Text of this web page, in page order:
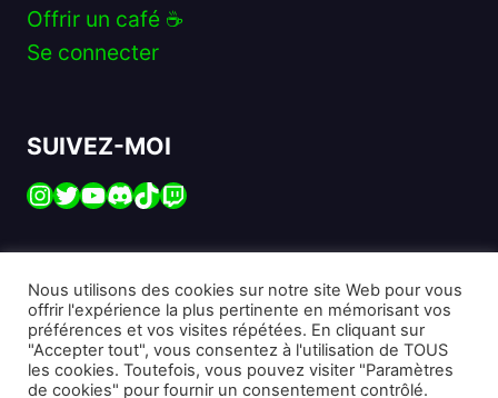
Offrir un café ☕️
Se connecter
SUIVEZ-MOI
Instagram
Twitter
YouTube
Discord
TikTok
Twitch
© 2026 Michaël KIHL – Tous droits réservés.
Hébergé parEasyHoster· Construit avecJP Blocks
Nous utilisons des cookies sur notre site Web pour vous
offrir l'expérience la plus pertinente en mémorisant vos
préférences et vos visites répétées. En cliquant sur
"Accepter tout", vous consentez à l'utilisation de TOUS
les cookies. Toutefois, vous pouvez visiter "Paramètres
de cookies" pour fournir un consentement contrôlé.